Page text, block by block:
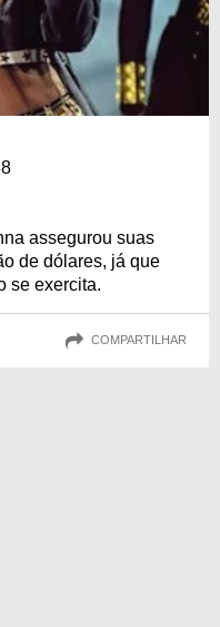
assegurou suas
de dólares, já que
se exercita.
COMPARTILHAR